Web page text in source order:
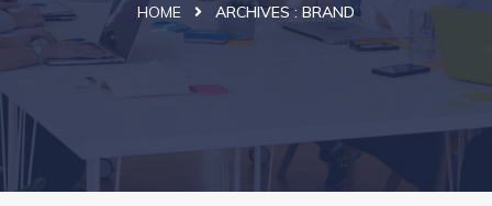
HOME ARCHIVES : BRAND